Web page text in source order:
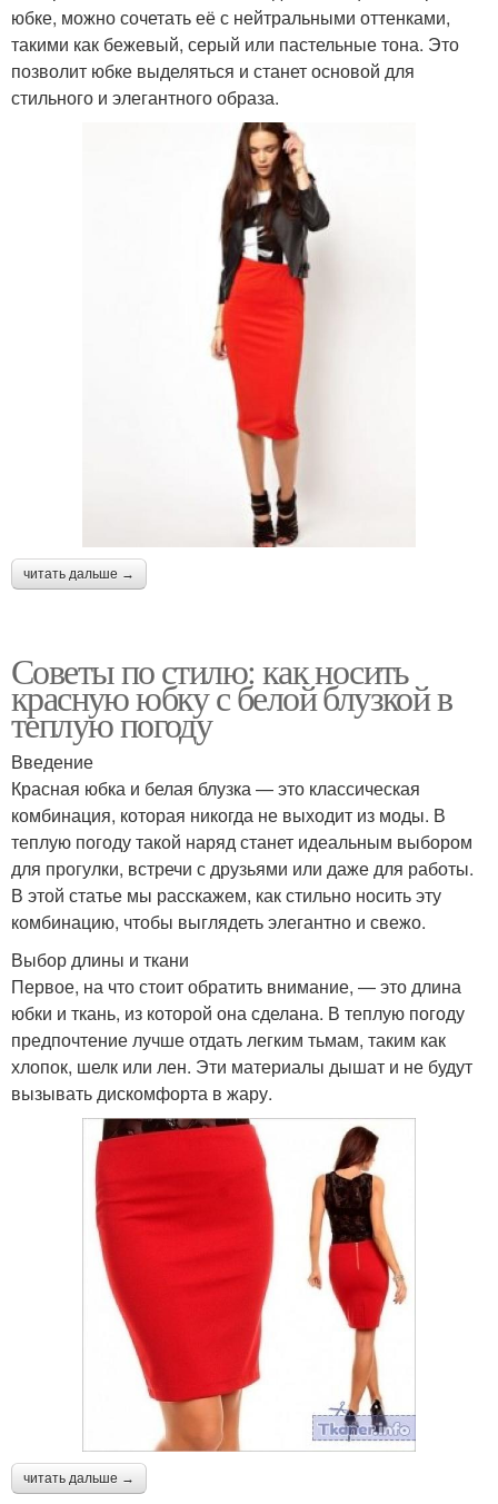
юбке, можно сочетать её с нейтральными оттенками,
такими как бежевый, серый или пастельные тона. Это
позволит юбке выделяться и станет основой для
стильного и элегантного образа.
читать дальше →
Советы по стилю: как носить
красную юбку с белой блузкой в
теплую погоду
Введение
Красная юбка и белая блузка — это классическая
комбинация, которая никогда не выходит из моды. В
теплую погоду такой наряд станет идеальным выбором
для прогулки, встречи с друзьями или даже для работы.
В этой статье мы расскажем, как стильно носить эту
комбинацию, чтобы выглядеть элегантно и свежо.
Выбор длины и ткани
Первое, на что стоит обратить внимание, — это длина
юбки и ткань, из которой она сделана. В теплую погоду
предпочтение лучше отдать легким тьмам, таким как
хлопок, шелк или лен. Эти материалы дышат и не будут
вызывать дискомфорта в жару.
читать дальше →